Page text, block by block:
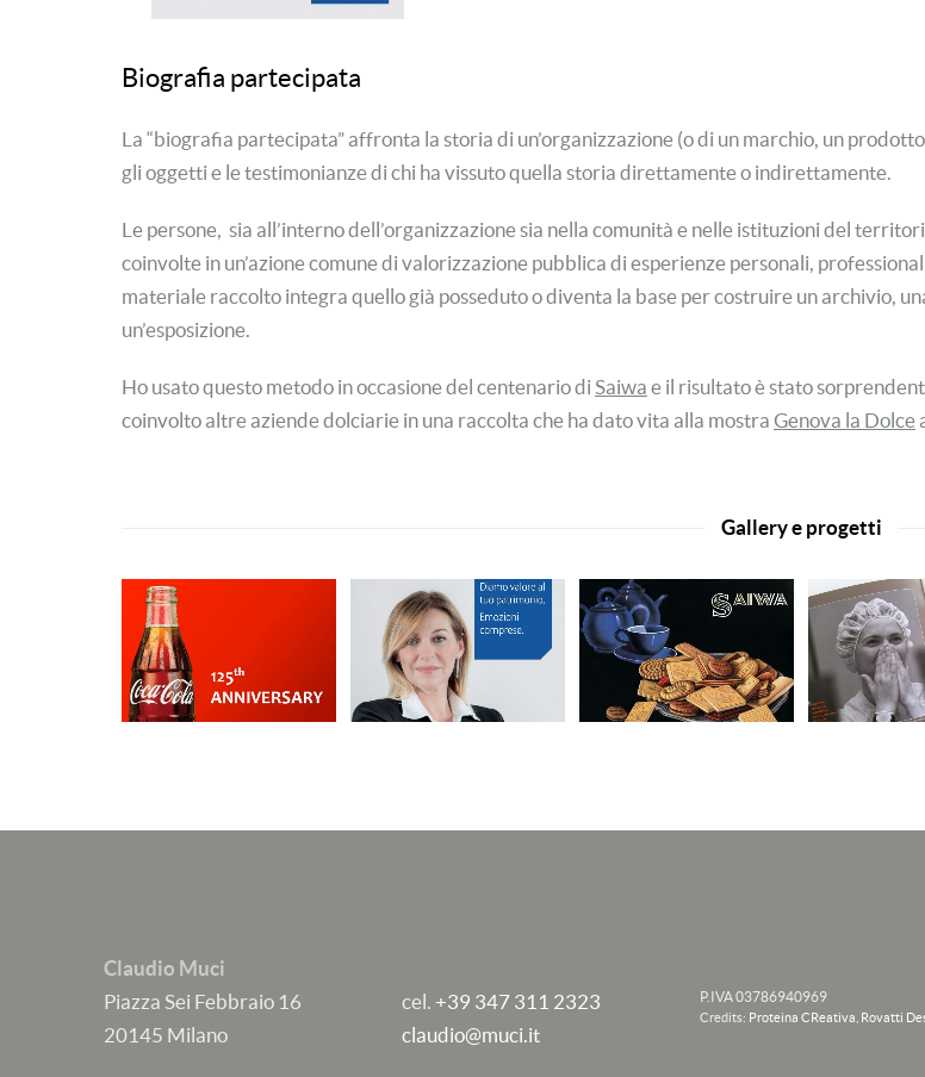
Biografia partecipata
La “biografia partecipata” affronta la storia di un’organizzazione (o di un marchio, un
gli oggetti e le testimonianze di chi ha vissuto quella storia direttamente o indirettamente.
Le persone, sia all’interno dell’organizzazione sia nella comunità e nelle istituzioni del
coinvolte in un’azione comune di valorizzazione pubblica di esperienze personali,
materiale raccolto integra quello già posseduto o diventa la base per costruire un archivio,
un’esposizione.
Ho usato questo metodo in occasione del centenario di Saiwa e il risultato è stato
coinvolto altre aziende dolciarie in una raccolta che ha dato vita alla mostra Genova la Dolce
Gallery e progetti
Claudio Muci
Piazza Sei Febbraio 16
20145 Milano
cel. +39 347 311 2323
claudio@muci.it
P.IVA 03786940969
Credits: Proteina CReativa Rovatti